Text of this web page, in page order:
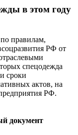
в этом году
правилам,
РФ от
спецодежда
сроки
актов, на
РФ.
документ